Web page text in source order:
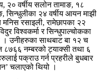
२० वर्षीय सलोन तामाङ, १८
सिन्धुलीका २४ वर्षीय आयन माझी
मनिस रसाइली, रामेछापका २२
विश्वकर्मा र सिन्धुपाल्चोकका
। उनीहरुका साथबाट बा १२ च
नम्बरको ट्याक्सी तथा ६
पक्राउ गर्न प्रहरीले बुधबार
चलाएको थियो ।